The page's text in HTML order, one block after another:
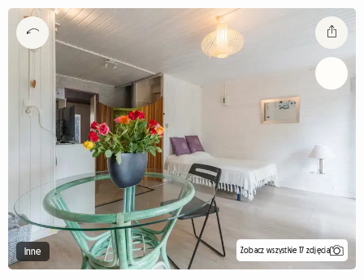
Inne Zobacz wszystkie 17 zdjęcia